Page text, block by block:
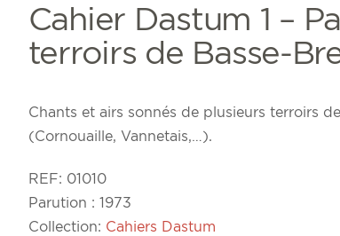
Cahier Dastum 1 –
terroirs de Basse-
Chants et airs sonnés de plusieurs terroirs
(Cornouaille, Vannetais,…).
REF: 01010
Parution : 1973
Collection: Cahiers Dastum